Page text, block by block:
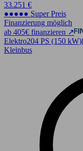
33.251 €
●●●●● Super Preis
Finanzierung möglich
ab 405€ finanzieren ↗
Elektro204 PS (150 kW)
Kleinbus